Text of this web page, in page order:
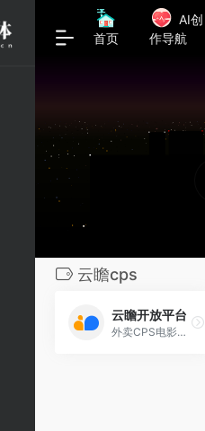
首页
AI创
作导航
云瞻cps
云瞻开放平台
外卖CPS电影票营销分发平台